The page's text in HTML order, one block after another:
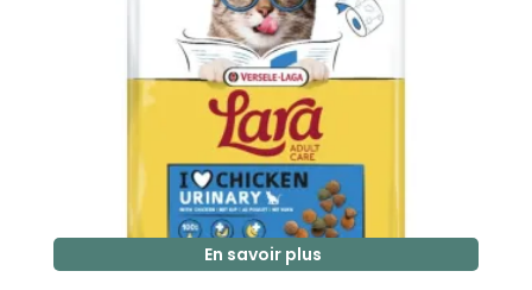
En savoir plus